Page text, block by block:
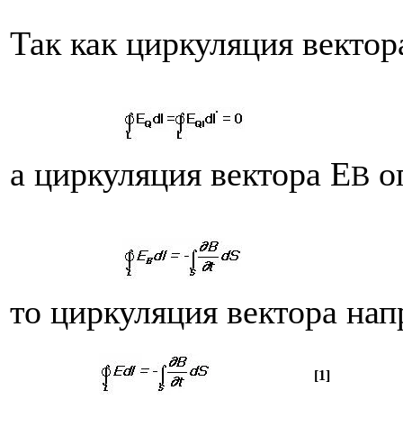
Так как циркуляция
а циркуляция вектора EB
то циркуляция вектора
[1]